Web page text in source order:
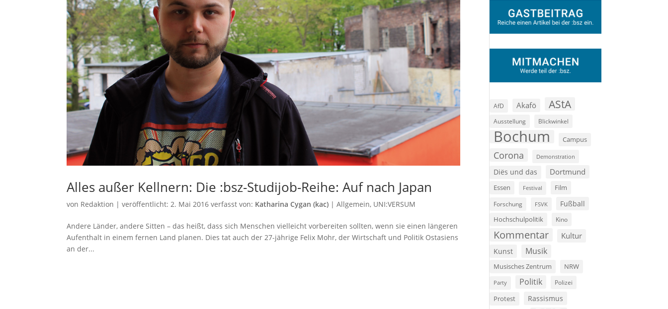
Alles außer Kellnern: Die :bsz-Studijob-Reihe: Auf nach Japan
von Redaktion |veröffentlicht:2. Mai 2016 verfasst von: Katharina Cygan (kac) |Allgemein, UNI:VERSUM
Andere Länder, andere Sitten – das heißt, dass sich Menschen vielleicht vorbereiten sollten, wenn sie einen längeren
Aufenthalt in einem fernen Land planen. Dies tat auch der 27-jährige Felix Mohr, der Wirtschaft und Politik Ostasiens
an der...
AfD Akafö AStA
Ausstellung Blickwinkel
Bochum Campus
Corona Demonstration
Diës und das Dortmund
Essen Festival Film
Forschung FSVK Fußball
Hochschulpolitik Kino
Kommentar Kultur
Kunst Musik
Musisches Zentrum NRW
Party Politik Polizei
Protest Rassismus